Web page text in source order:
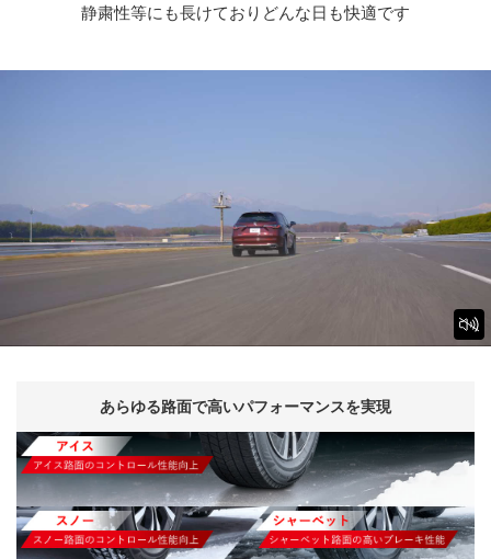
静粛性等にも長けておりどんな日も快適です
あらゆる路面で高いパフォーマンスを実現